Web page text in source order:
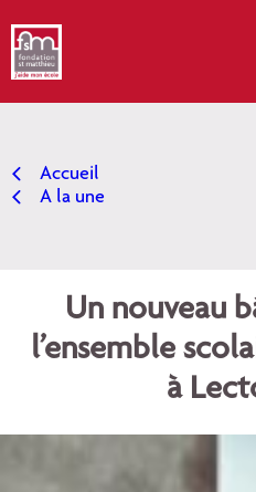
au
contenu
Accueil
A la une
Un nouveau
l’ensemble
à